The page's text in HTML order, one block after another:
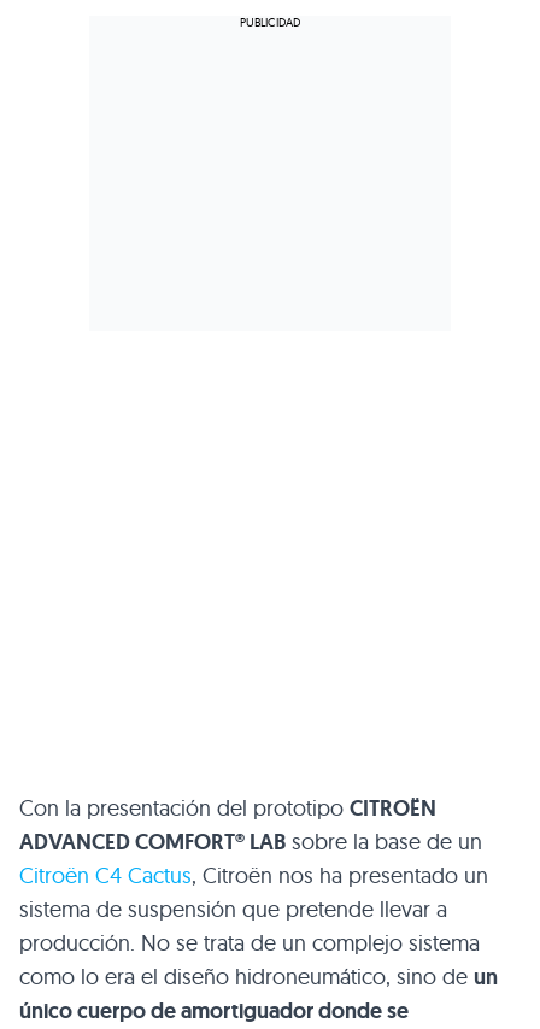
Con la presentación del prototipo CITROËN
ADVANCED COMFORT® LAB sobre la base de un
Citroën C4 Cactus, Citroën nos ha presentado un
sistema de suspensión que pretende llevar a
producción. No se trata de un complejo sistema
como lo era el diseño hidroneumático, sino de un
único cuerpo de amortiguador donde se